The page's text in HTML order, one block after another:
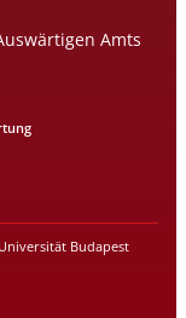
Amts
Budapest